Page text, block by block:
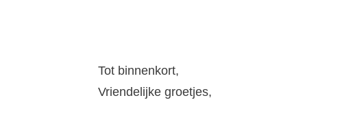
Tot binnenkort,
Vriendelijke groetjes,